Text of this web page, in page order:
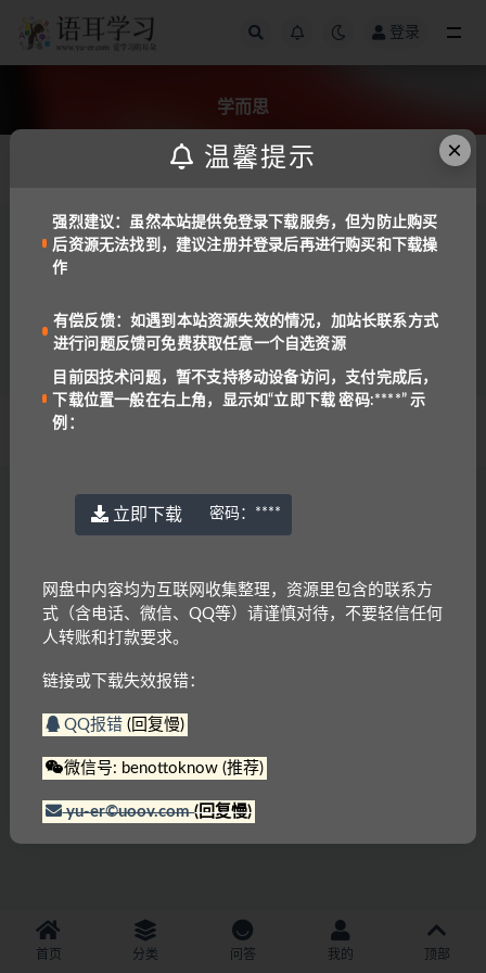
登录
学而思
中文 数学
981
首页 分类 问答 我的 顶部
×
温馨提示
强烈建议：虽然本站提供免登录下载服务，但为防止购买
后资源无法找到，建议注册并登录后再进行购买和下载操
作
有偿反馈：如遇到本站资源失效的情况，加站长联系方式
进行问题反馈可免费获取任意一个自选资源
目前因技术问题，暂不支持移动设备访问，支付完成后，
下载位置一般在右上角，显示如“立即下载 密码:****” 示
例：
立即下载 密码： ****
网盘中内容均为互联网收集整理，资源里包含的联系方
式（含电话、微信、QQ等）请谨慎对待，不要轻信任何
人转账和打款要求。
链接或下载失效报错：
QQ报错(回复慢)
微信号: benottoknow (推荐)
yu-er©uoov.com(回复慢)